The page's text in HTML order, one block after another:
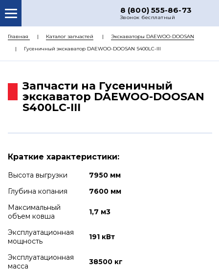
8 (800) 555-86-73
Звонок бесплатный
О НАС
КАТАЛОГ ЗАПЧАСТЕЙ
ДОСТАВКА
Главная Каталог запчастей
Экскаваторы DAEWOO-DOOSAN
Гусеничный экскаватор DAEWOO-DOOSAN S400LC-III
Запчасти на Гусеничный
экскаватор DAEWOO-DOOSAN
S400LC-III
Краткие характеристики:
Высота выгрузки
7950 мм
Глубина копания
7600 мм
Максимальный
объем ковша
1,7 м3
Эксплуатационная
мощность
191 кВт
Эксплуатационная
масса
38500 кг